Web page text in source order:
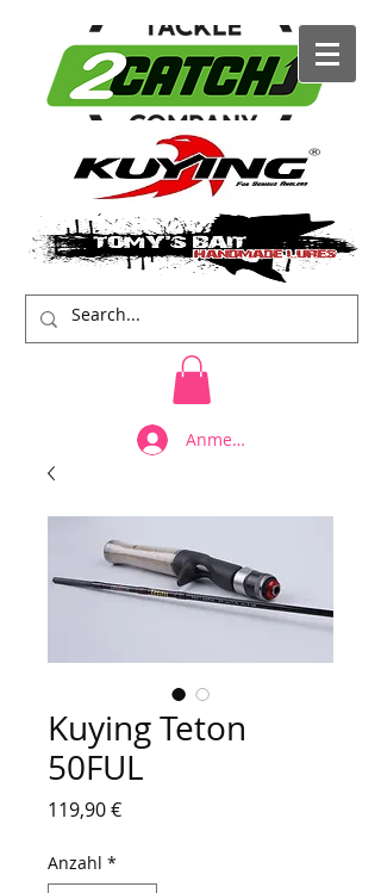
Anmelden
Kuying Teton
50FUL
119,90 €Preis
Anzahl *